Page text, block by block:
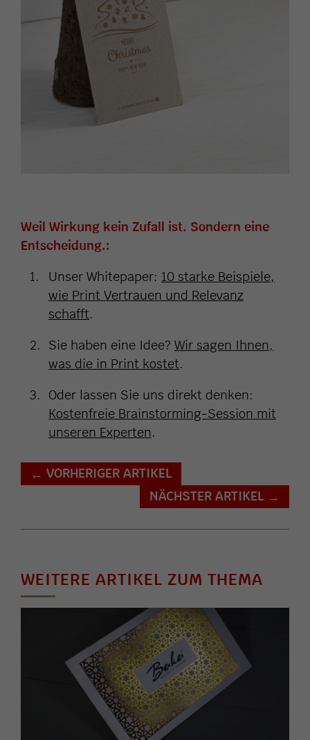
Weil Wirkung kein Zufall ist. Sondern eine
Entscheidung.:
Unser Whitepaper: 10 starke Beispiele,
wie Print Vertrauen und Relevanz
schafft.
Sie haben eine Idee? Wir sagen Ihnen,
was die in Print kostet.
Oder lassen Sie uns direkt denken:
Kostenfreie Brainstorming-Session mit
unseren Experten.
← VORHERIGER ARTIKEL
NÄCHSTER ARTIKEL →
WEITERE ARTIKEL ZUM THEMA